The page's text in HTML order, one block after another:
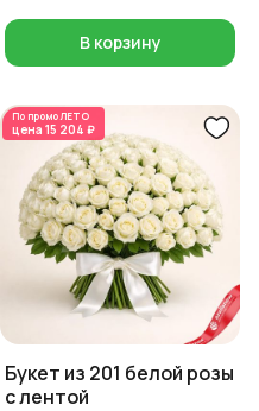
В корзину
По промоЛЕТО
цена 15 204 ₽
Букет из 201 белой розы
с лентой